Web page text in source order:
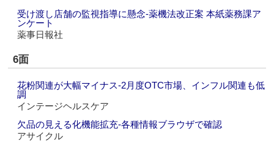
受け渡し店舗の監視指導に懸念‐薬機法改正案 本紙薬務課ア
ンケート
薬事日報社
6面
花粉関連が大幅マイナス‐2月度OTC市場、インフル関連も低
調
インテージヘルスケア
欠品の見える化機能拡充‐各種情報ブラウザで確認
アサイクル